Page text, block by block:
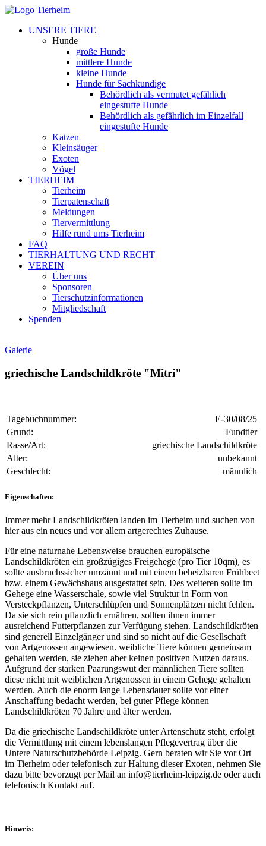
UNSERE TIERE
Hunde
große Hunde
mittlere Hunde
kleine Hunde
Hunde für Sachkundige
Behördlich als vermutet gefählich
eingestufte Hunde
Behördlich als gefährlich im Einzelfall
eingestufte Hunde
Katzen
Kleinsäuger
Exoten
Vögel
TIERHEIM
Tierheim
Tierpatenschaft
Meldungen
Tiervermittlung
Hilfe rund ums Tierheim
FAQ
TIERHALTUNG UND RECHT
VEREIN
Über uns
Sponsoren
Tierschutzinformationen
Mitgliedschaft
Spenden
Galerie
griechische Landschildkröte "Mitri"
Tagebuchnummer:
E-30/08/25
Grund:
Fundtier
Rasse/Art:
griechische Landschildkröte
Alter:
unbekannt
Geschlecht:
männlich
Eigenschaften:
Immer mehr Landschildkröten landen im Tierheim und suchen von
hier aus ein neues und vor allem artgerechtes Zuhause.
Für eine naturnahe Lebensweise brauchen europäische
Landschildkröten ein großzügiges Freigehege (pro Tier 10qm), es
sollte ausbruchssicher umzäunt und mit einem beheizbaren Frühbeet
bzw. einem Gewächshaus ausgestattet sein. Des weiteren sollte im
Gehege eine Wasserschale, sowie viel Struktur in Form von
Versteckpflanzen, Unterschlüpfen und Sonnenplätzen nicht fehlen.
Da sie sich rein pflanzlich ernähren, sollten ihnen immer
ausreichend Futterpflanzen zur Verfügung stehen. Landschildkröten
sind generell Einzelgänger und sind so nicht auf die Gesellschaft
von Artgenossen angewiesen. weibliche Tiere können gemeinsam
gehalten werden, sie ziehen aber keinen positiven Nutzen daraus.
Aufgrund der starken Paarungswut der männlichen Tiere sollten
diese nicht mit weiblichen Artgenossen in einem Gehege gehalten
werden. Auch die enorm lange Lebensdauer sollte vor einer
Anschaffung bedacht werden, bei guter Pflege können
Landschildkröten 70 Jahre und älter werden.
Da die griechische Landschildkröte unter Artenschutz steht, erfolgt
die Vermittlung mit einem lebenslangen Pflegevertrag über die
Untere Naturschutzbehörde Leipzig. Gern beraten wir Sie vor Ort
im Tierheim oder telefonisch zur Haltung dieser Exoten, nehmen Sie
dazu bitte bevorzugt per Mail an info@tierheim-leipzig.de oder auch
telefonisch Kontakt auf.
Hinweis: